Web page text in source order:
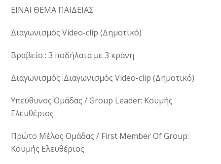
ΕΙΝΑΙ ΘΕΜΑ ΠΑΙΔΕΙΑΣ
Διαγωνισμός Video-clip (Δημοτικό)
Βραβείο : 3 ποδήλατα με 3 κράνη
Διαγωνισμός :Διαγωνισμός Video-clip (Δημοτικό)
Υπεύθυνος Ομάδας / Group Leader: Κουμής
Ελευθέριος
Πρώτο Μέλος Ομάδας / First Member Of Group:
Κουμής Ελευθέριος